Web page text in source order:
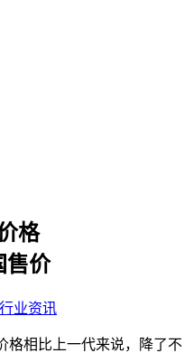
格
售价
行业资讯
格相比上一代来说，降了不